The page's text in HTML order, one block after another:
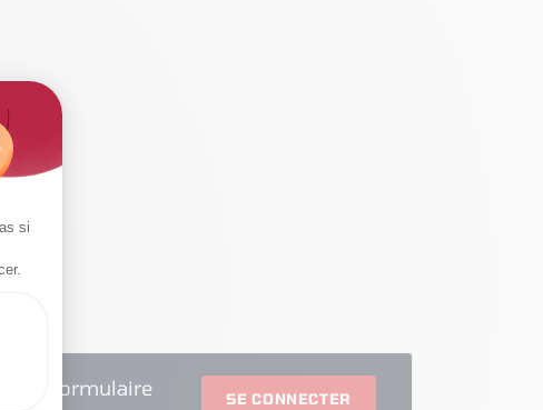
au formulaire
SE CONNECTER